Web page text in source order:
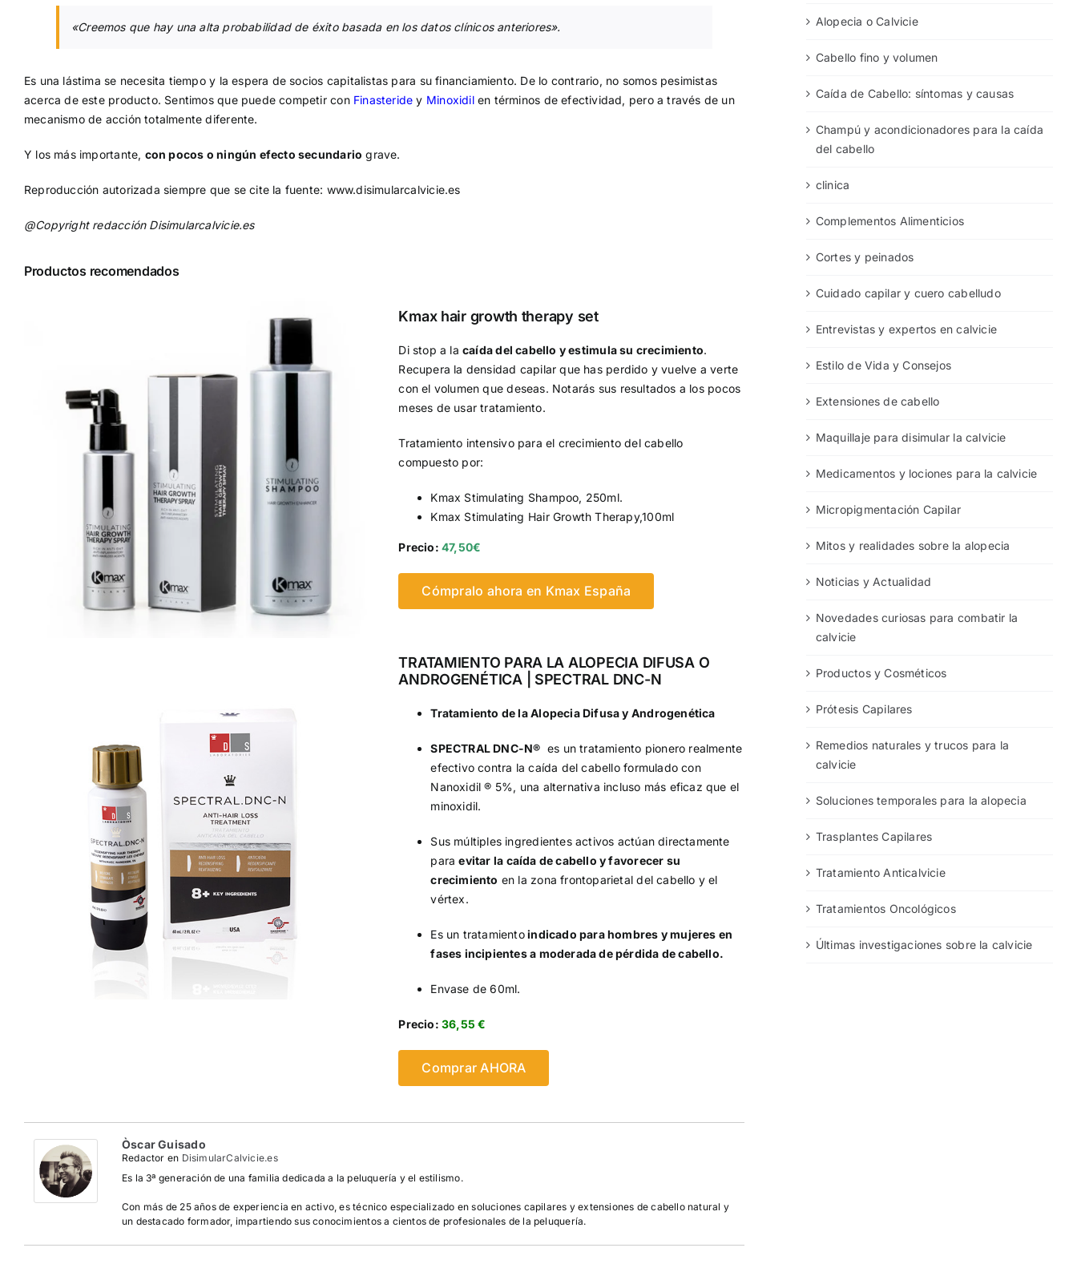
«Creemos que hay una alta probabilidad de éxito basada en los datos clínicos anteriores».
Es una lástima se necesita tiempo y la espera de socios capitalistas para su financiamiento. De lo contrario, no somos pesimistas
acerca de este producto. Sentimos que puede competir con Finasteride y Minoxidilen términos de efectividad, pero a través de un
mecanismo de acción totalmente diferente.
Y los más importante, con pocos o ningún efecto secundario grave.
Reproducción autorizada siempre que se cite la fuente: www.disimularcalvicie.es
@Copyright redacción Disimularcalvicie.es
Productos recomendados
Kmax hair growth therapy set
Di stop a lacaída del cabello y estimula su crecimiento.
Recupera la densidad capilar que has perdido y vuelve a verte
con el volumen que deseas. Notarás sus resultados a los pocos
meses de usar tratamiento.
Tratamiento intensivo para el crecimiento del cabello
compuesto por:
Kmax Stimulating Shampoo, 250ml.
Kmax Stimulating Hair Growth Therapy,100ml
Precio:47,50€
Cómpralo ahora en Kmax España
TRATAMIENTO PARA LA ALOPECIA DIFUSA O
ANDROGENÉTICA | SPECTRAL DNC-N
Tratamiento de la Alopecia Difusa y Androgenética
SPECTRAL DNC-N® es un tratamiento pionero realmente
efectivo contra la caída del cabello formulado con
Nanoxidil ® 5%, una alternativa incluso más eficaz que el
minoxidil.
Sus múltiples ingredientes activos actúan directamente
paraevitar la caída de cabello y favorecer su
crecimiento en la zona frontoparietal del cabello y el
vértex.
Es un tratamientoindicado para hombres y mujeres en
fases incipientes a moderada de pérdida de cabello.
Envase de 60ml.
Precio:36,55 €
Comprar AHORA
Òscar Guisado
Redactor en DisimularCalvicie.es
Es la 3ª generación de una familia dedicada a la peluquería y el estilismo.
Con más de 25 años de experiencia en activo, es técnico especializado en soluciones capilares y extensiones de cabello natural y
un destacado formador, impartiendo sus conocimientos a cientos de profesionales de la peluquería.
Alopecia o Calvicie
Cabello fino y volumen
Caída de Cabello: síntomas y causas
Champú y acondicionadores para la caída
del cabello
clinica
Complementos Alimenticios
Cortes y peinados
Cuidado capilar y cuero cabelludo
Entrevistas y expertos en calvicie
Estilo de Vida y Consejos
Extensiones de cabello
Maquillaje para disimular la calvicie
Medicamentos y lociones para la calvicie
Micropigmentación Capilar
Mitos y realidades sobre la alopecia
Noticias y Actualidad
Novedades curiosas para combatir la
calvicie
Productos y Cosméticos
Prótesis Capilares
Remedios naturales y trucos para la
calvicie
Soluciones temporales para la alopecia
Trasplantes Capilares
Tratamiento Anticalvicie
Tratamientos Oncológicos
Últimas investigaciones sobre la calvicie